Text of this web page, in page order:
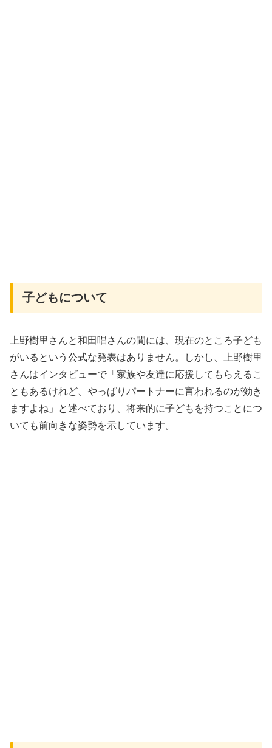
子どもについて
上野樹里さんと和田唱さんの間には、現在のところ子ども
がいるという公式な発表はありません。しかし、上野樹里
さんはインタビューで「家族や友達に応援してもらえるこ
ともあるけれど、やっぱりパートナーに言われるのが効き
ますよね」と述べており、将来的に子どもを持つことにつ
いても前向きな姿勢を示しています。